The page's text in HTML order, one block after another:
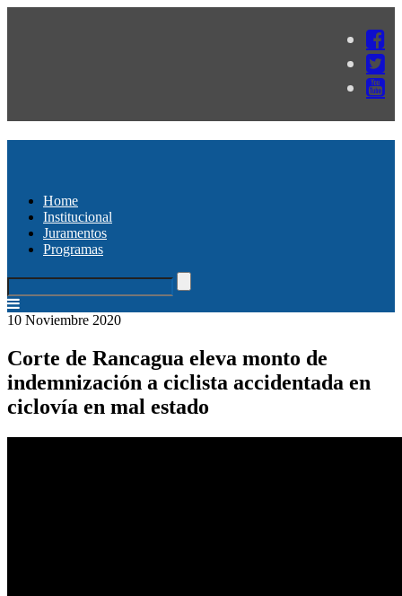
Home
Institucional
Juramentos
Programas
10 Noviembre 2020
Corte de Rancagua eleva monto de
indemnización a ciclista accidentada en
ciclovía en mal estado